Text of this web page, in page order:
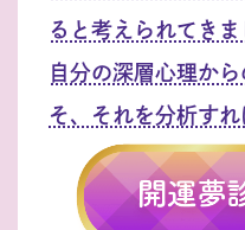
ると考えられてきま
自分の深層心理か
そ、それを分析すれ